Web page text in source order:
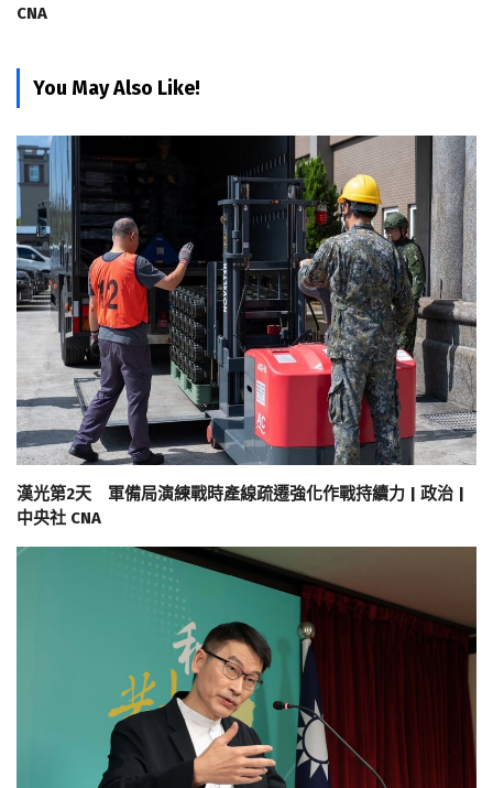
CNA
You May Also Like!
漢光第2天 軍備局演練戰時產線疏遷強化作戰持續力 | 政治 |
中央社 CNA